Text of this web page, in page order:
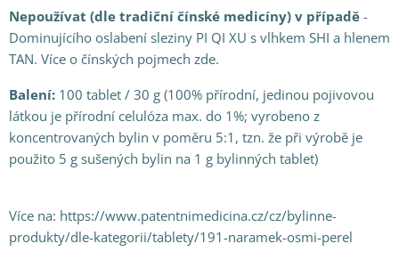
Nepoužívat (dle tradiční čínské medicíny) v případě -
Dominujícího oslabení sleziny PI QI XU s vlhkem SHI a hlenem
TAN. Více o čínských pojmech zde.
Balení: 100 tablet / 30 g (100% přírodní, jedinou pojivovou
látkou je přírodní celulóza max. do 1%; vyrobeno z
koncentrovaných bylin v poměru 5:1, tzn. že při výrobě je
použito 5 g sušených bylin na 1 g bylinných tablet)
Více na: https://www.patentnimedicina.cz/cz/bylinne-
produkty/dle-kategorii/tablety/191-naramek-osmi-perel